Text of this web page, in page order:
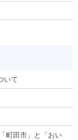
いて
町田市」と「おい